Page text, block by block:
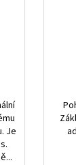
Je